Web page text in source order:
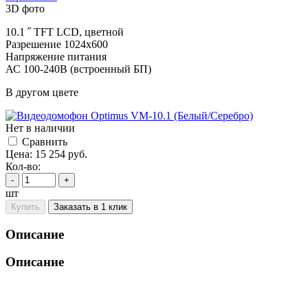
3D фото
10.1 ˝ TFT LCD, цветной
Разрешение 1024x600
Напряжение питания
АС 100-240В (встроенный БП)
В другом цвете
Нет в наличии
Cравнить
Цена: 15 254 руб.
Кол-во:
- +
шт
Купить Заказать в 1 клик
Описание
Описание